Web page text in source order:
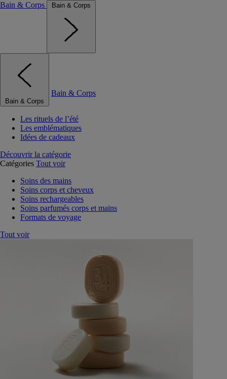
Bain & Corps
Bain & Corps
Bain & Corps
Bain & Corps
Les rituels de l’été
Les emblématiques
Idées de cadeaux
Découvrir la catégorie
Catégories Tout voir
Soins des mains
Soins corps et cheveux
Soins rechargeables
Soins parfumés corps et mains
Formats de voyage
Tout voir